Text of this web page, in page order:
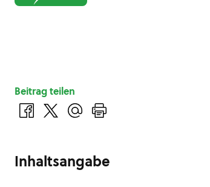
Beitrag teilen
Inhaltsangabe